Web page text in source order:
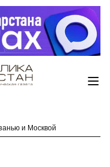
и Москвой